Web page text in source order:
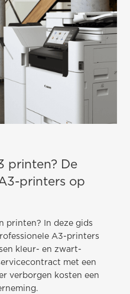
printen? De
printers op
printen? In deze gids
A3-printers
kleur- en zwart-
met een
verborgen kosten een